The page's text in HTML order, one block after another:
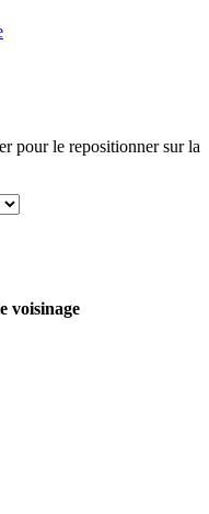
pour le repositionner sur la
voisinage